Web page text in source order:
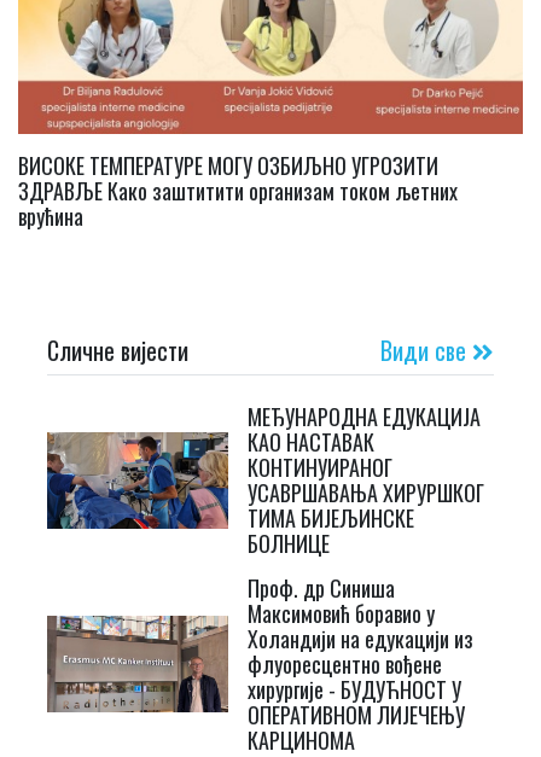
ВИСОКЕ ТЕМПЕРАТУРЕ МОГУ ОЗБИЉНО УГРОЗИТИ
ЗДРАВЉЕ Како заштитити организам током љетних
врућина
Сличне вијести Види све
МЕЂУНАРОДНА ЕДУКАЦИЈА
КАО НАСТАВАК
КОНТИНУИРАНОГ
УСАВРШАВАЊА ХИРУРШКОГ
ТИМА БИЈЕЉИНСКЕ
БОЛНИЦЕ
Проф. др Синиша
Максимовић боравио у
Холандији на едукацији из
флуоресцентно вођене
хирургије - БУДУЋНОСТ У
ОПЕРАТИВНОМ ЛИЈЕЧЕЊУ
КАРЦИНОМА